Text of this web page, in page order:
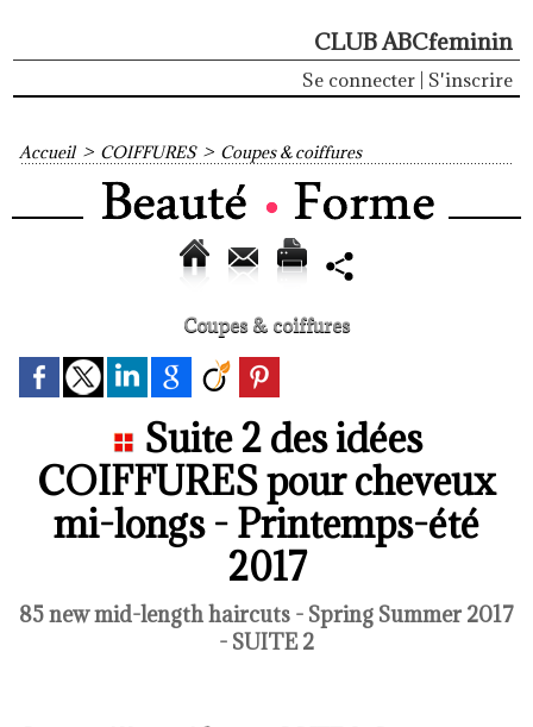
CLUB ABCfeminin
Se connecter S'inscrire
Accueil > COIFFURES > Coupes & coiffures
Coupes & coiffures
Suite 2 des idées
COIFFURES pour cheveux
mi-longs - Printemps-été
2017
85 new mid-length haircuts - Spring Summer 2017
- SUITE 2